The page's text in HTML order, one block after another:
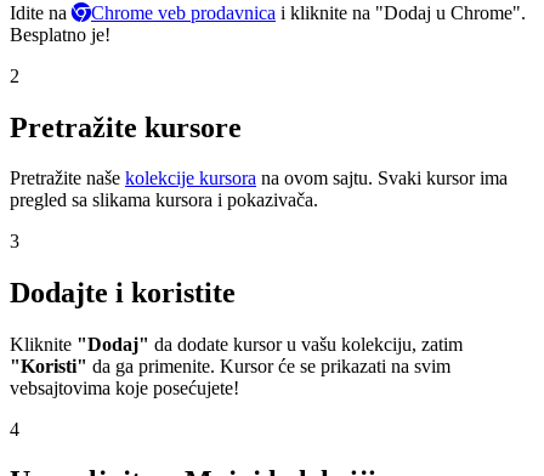
Idite na Chrome veb prodavnica i kliknite na "Dodaj u Chrome".
Besplatno je!
2
Pretražite kursore
Pretražite naše kolekcije kursora na ovom sajtu. Svaki kursor ima
pregled sa slikama kursora i pokazivača.
3
Dodajte i koristite
Kliknite "Dodaj" da dodate kursor u vašu kolekciju, zatim
"Koristi" da ga primenite. Kursor će se prikazati na svim
vebsajtovima koje posećujete!
4